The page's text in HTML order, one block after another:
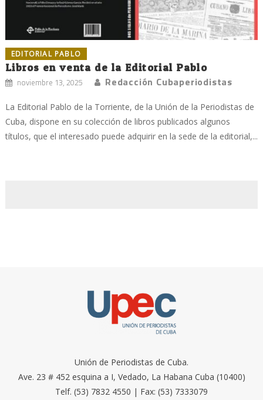
EDITORIAL PABLO
Libros en venta de la Editorial Pablo
noviembre 13, 2025 Redacción Cubaperiodistas
La Editorial Pablo de la Torriente, de la Unión de la Periodistas de
Cuba, dispone en su colección de libros publicados algunos
títulos, que el interesado puede adquirir en la sede de la editorial,...
Unión de Periodistas de Cuba.
Ave. 23 # 452 esquina a I, Vedado, La Habana Cuba (10400)
Telf. (53) 7832 4550 | Fax: (53) 7333079